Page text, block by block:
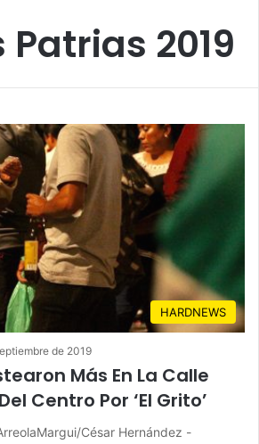
Patrias 2019
HARDNEWS
de 2019
Más En La Calle
Centro Por ‘El Grito’
César Hernández -